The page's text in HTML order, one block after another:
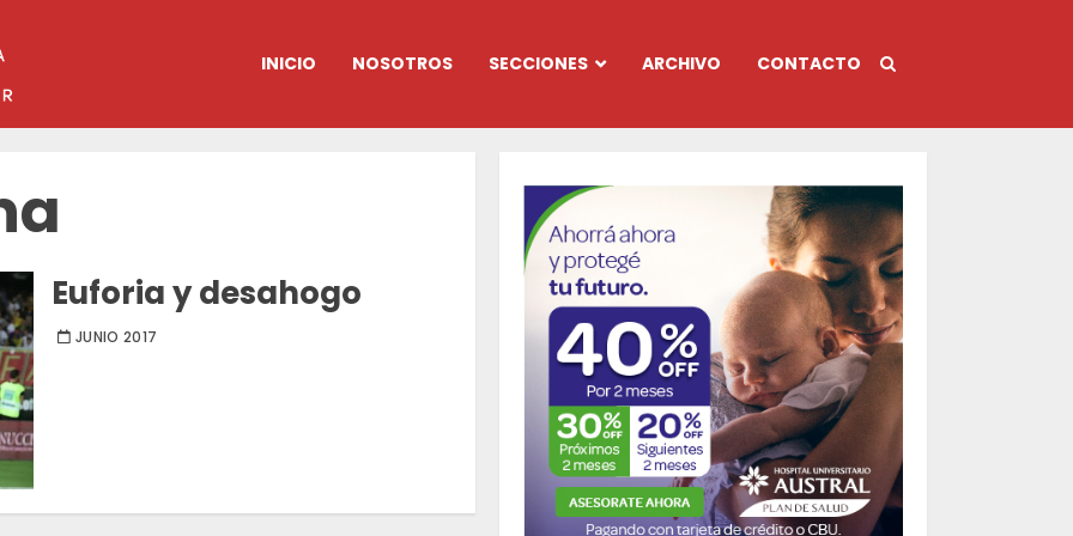
INICIO NOSOTROS SECCIONES ARCHIVO CONTACTO
Euforia y desahogo
JUNIO 2017